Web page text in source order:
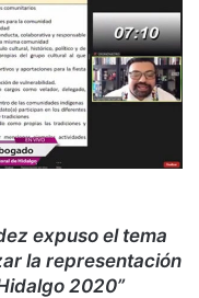
expuso el tema
la representación
2020”